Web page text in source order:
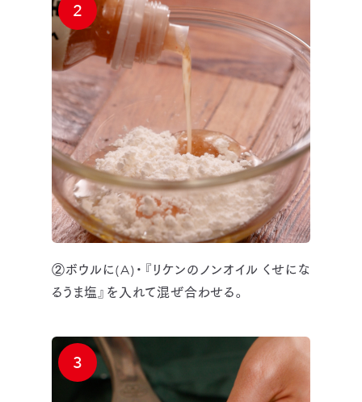
②ボウルに(A)・『リケンのノンオイル くせにな
るうま塩』を入れて混ぜ合わせる。
2
3